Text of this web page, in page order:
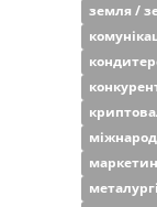
земля /